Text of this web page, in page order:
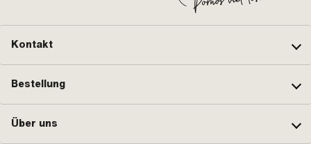
Kontakt
Bestellung
Über uns